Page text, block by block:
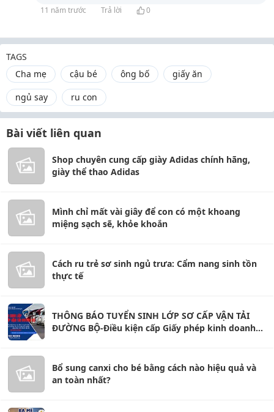
11 năm trước Trả lời 0
TAGS
Cha mẹ
cậu bé ông bố
giấy ăn
ngủ say
ru con
Bài viết liên quan
Shop chuyên cung cấp giày Adidas chính hãng,
giày thể thao Adidas
Mình chỉ mất vài giây để con có một khoang
miệng sạch sẽ, khỏe khoắn
Cách ru trẻ sơ sinh ngủ trưa: Cẩm nang sinh tồn
thực tế
THÔNG BÁO TUYỂN SINH LỚP SƠ CẤP VẬN TẢI
ĐƯỜNG BỘ-Điều kiện cấp Giấy phép kinh doanh
Bổ sung canxi cho bé bằng cách nào hiệu quả và
an toàn nhất?